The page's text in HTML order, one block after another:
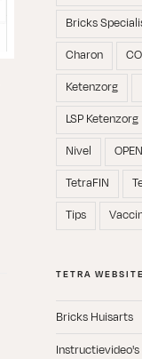
Bricks
Charon
Ketenzorg
LSP Ketenzorg
Nivel
OPEN
TetraFIN
Tips
TETRA
Bricks Huisarts
Instructievideo's